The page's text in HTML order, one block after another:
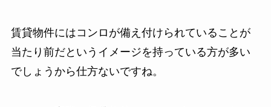
賃貸物件にはコンロが備え付けられていることが
当たり前だというイメージを持っている方が多い
でしょうから仕方ないですね。